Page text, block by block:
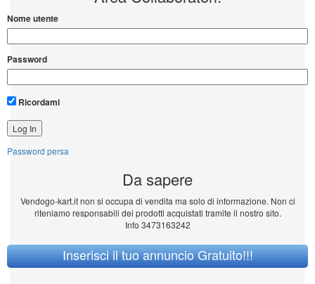
Nome utente
Password
Ricordami
Password persa
Da sapere
Vendogo-kart.it non si occupa di vendita ma solo di informazione. Non ci
riteniamo responsabili dei prodotti acquistati tramite il nostro sito.
Info 3473163242
Inserisci il tuo annuncio Gratuito!!!